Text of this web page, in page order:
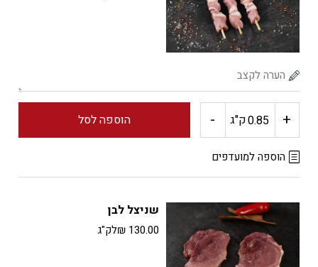
+ כמות
של
לבן
ק"ג - הוספה לסל
הוספה למועדפים
שניצל לבן
₪ 130.00 לק"ג